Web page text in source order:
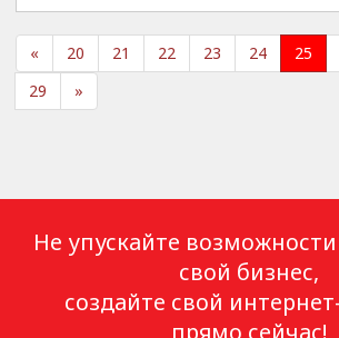
« 20 21 22 23 24 25
29
»
Не упускайте
свой бизнес,
создайте свой